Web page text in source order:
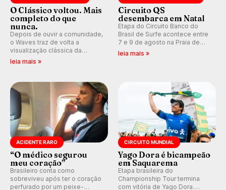
O Clássico voltou. Mais
completo do que
nunca.
Depois de ouvir a comunidade,
o Waves traz de volta a
visualização clássica da
previsão de águas rasas,
ondas para até 16 dias.
leia mais »
Circuito QS
desembarca em Natal
Etapa do Circuito Banco do
Brasil de Surfe acontece entre
7 e 9 de agosto na Praia de
Miami (RN), em disputas
leia mais »
ACIDENTE RARO
“O médico segurou
meu coração”
Brasileiro conta como
sobreviveu após ter o coração
perfurado por um peixe-
CIRCUITO MUNDIAL
Yago Dora é bicampeão
em Saquarema
Etapa brasileira do
Championship Tour termina
com vitória de Yago Dora.